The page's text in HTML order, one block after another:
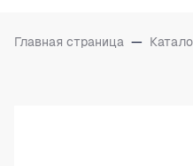
Главная страница —